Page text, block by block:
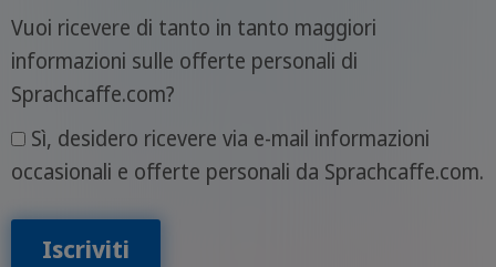
Vuoi ricevere di tanto in tanto maggiori
informazioni sulle offerte personali di
Sprachcaffe.com?
Sì, desidero ricevere via e-mail informazioni
occasionali e offerte personali da Sprachcaffe.com.
Iscriviti